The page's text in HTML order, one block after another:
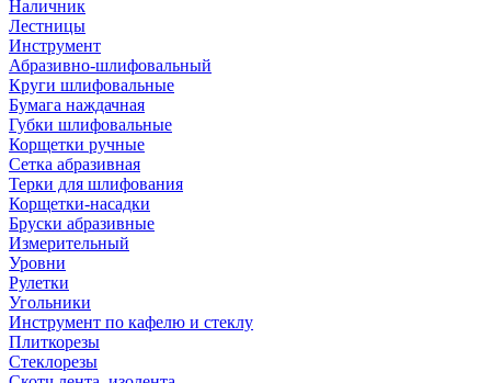
Наличник
Лестницы
Инструмент
Абразивно-шлифовальный
Круги шлифовальные
Бумага наждачная
Губки шлифовальные
Корщетки ручные
Сетка абразивная
Терки для шлифования
Корщетки-насадки
Бруски абразивные
Измерительный
Уровни
Рулетки
Угольники
Инструмент по кафелю и стеклу
Плиткорезы
Стеклорезы